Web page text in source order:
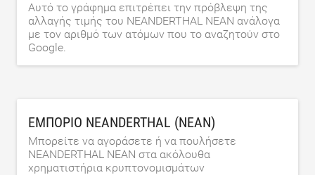
Αυτό το γράφημα επιτρέπει την πρόβλεψη της
αλλαγής τιμής του NEANDERTHAL NEAN ανάλογα
με τον αριθμό των ατόμων που το αναζητούν στο
Google.
ΕΜΠΌΡΙΟ NEANDERTHAL (NEAN)
Μπορείτε να αγοράσετε ή να πουλήσετε
NEANDERTHAL NEAN στα ακόλουθα
χρηματιστήρια κρυπτονομισμάτων